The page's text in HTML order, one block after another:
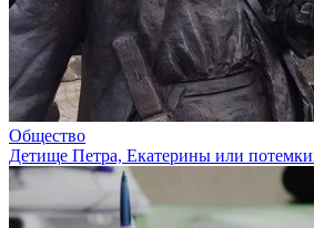
Общество
Детище Петра, Екатерины или